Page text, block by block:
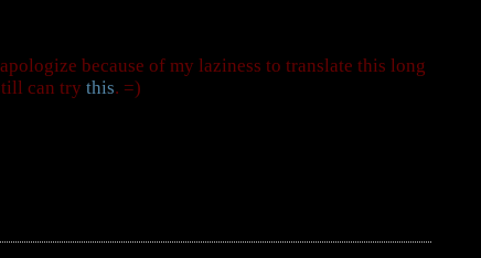
because of my laziness to translate this long
can try this. =)